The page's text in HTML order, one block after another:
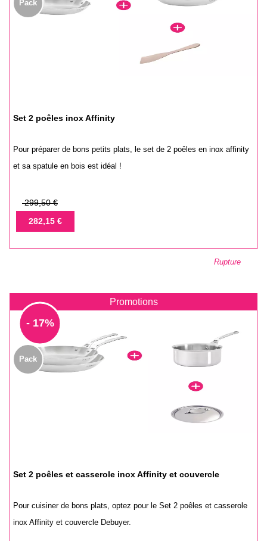
Set 2 poêles inox Affinity
Pour préparer de bons petits plats, le set de 2 poêles en inox affinity
et sa spatule en bois est idéal !
Prix
base
299,50 €
Prix282,15 €
Pack
Rupture
Promotions
- 17%
Set 2 poêles et casserole inox Affinity et couvercle
Pour cuisiner de bons plats, optez pour le Set 2 poêles et casserole
inox Affinity et couvercle Debuyer.
Pack